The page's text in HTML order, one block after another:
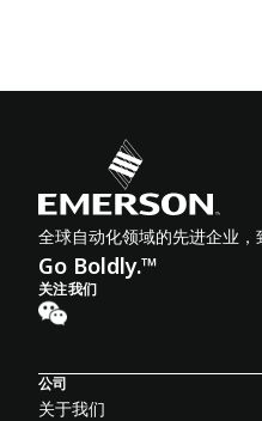
全球自动化领域的先进企业，
Go Boldly.™
关注我们
公司
关于我们